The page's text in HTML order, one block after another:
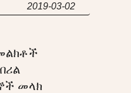
2019-03-02
መላክ